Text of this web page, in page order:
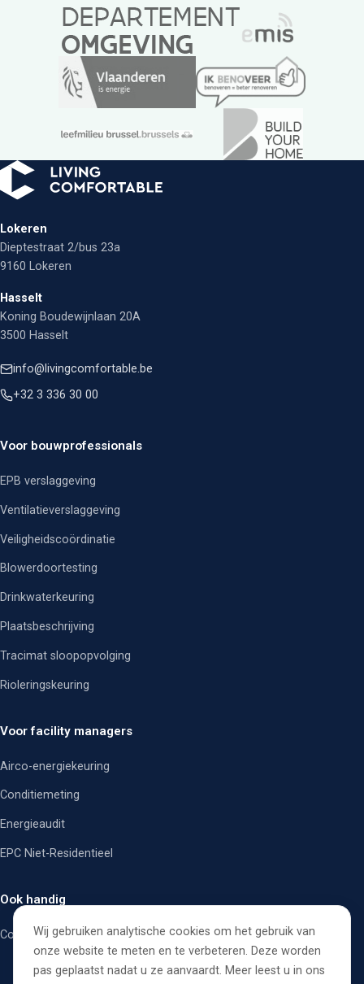
Lokeren
Dieptestraat 2/bus 23a
9160 Lokeren
Hasselt
Koning Boudewijnlaan 20A
3500 Hasselt
info@livingcomfortable.be
+32 3 336 30 00
Voor bouwprofessionals
EPB verslaggeving
Ventilatieverslaggeving
Veiligheidscoördinatie
Blowerdoortesting
Drinkwaterkeuring
Plaatsbeschrijving
Tracimat sloopopvolging
Rioleringskeuring
Voor facility managers
Airco-energiekeuring
Conditiemeting
Energieaudit
EPC Niet-Residentieel
Ook handig
Contacteer ons
Wij gebruiken analytische cookies om het gebruik van
onze website te meten en te verbeteren. Deze worden
pas geplaatst nadat u ze aanvaardt. Meer leest u in ons